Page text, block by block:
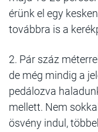
érünk el egy
továbbra is a
2. Pár száz
de még mindig a
pedálozva
mellett. Nem
ösvény indul,